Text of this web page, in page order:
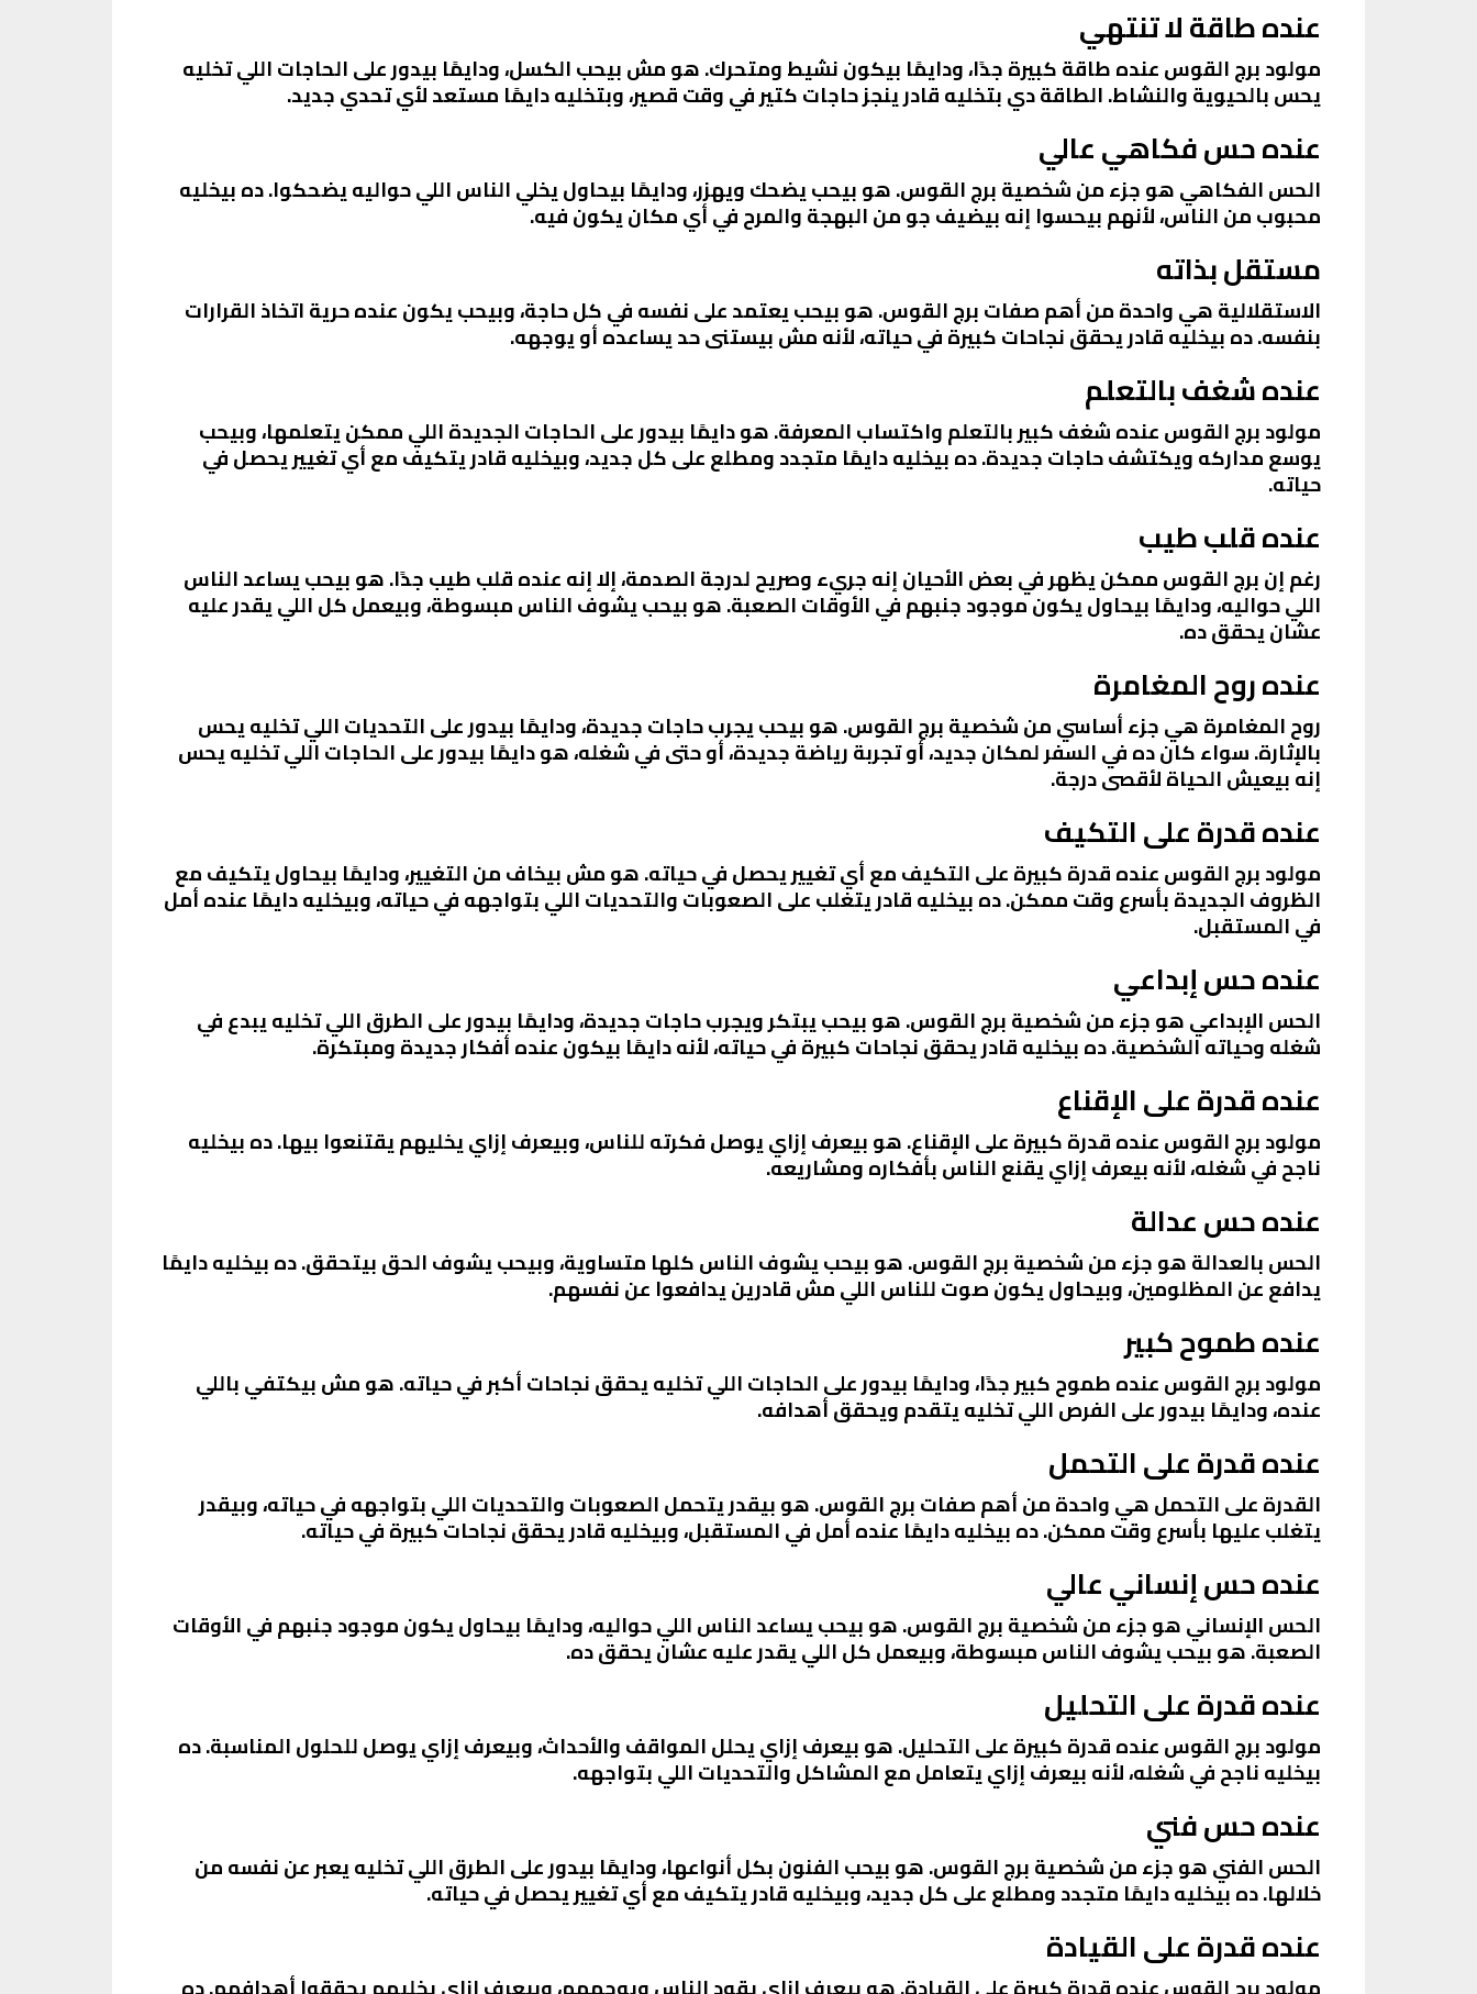
عنده طاقة لا تنتهي
مولود برج القوس عنده طاقة كبيرة جدًا، ودايمًا بيكون نشيط ومتحرك. هو مش بيحب الكسل، ودايمًا بيدور على الحاجات اللي تخليه
يحس بالحيوية والنشاط. الطاقة دي بتخليه قادر ينجز حاجات كتير في وقت قصير، وبتخليه دايمًا مستعد لأي تحدي جديد.
عنده حس فكاهي عالي
الحس الفكاهي هو جزء من شخصية برج القوس. هو بيحب يضحك ويهزر، ودايمًا بيحاول يخلي الناس اللي حواليه يضحكوا. ده بيخليه
محبوب من الناس، لأنهم بيحسوا إنه بيضيف جو من البهجة والمرح في أي مكان يكون فيه.
مستقل بذاته
الاستقلالية هي واحدة من أهم صفات برج القوس. هو بيحب يعتمد على نفسه في كل حاجة، وبيحب يكون عنده حرية اتخاذ القرارات
بنفسه. ده بيخليه قادر يحقق نجاحات كبيرة في حياته، لأنه مش بيستنى حد يساعده أو يوجهه.
عنده شغف بالتعلم
مولود برج القوس عنده شغف كبير بالتعلم واكتساب المعرفة. هو دايمًا بيدور على الحاجات الجديدة اللي ممكن يتعلمها، وبيحب
يوسع مداركه ويكتشف حاجات جديدة. ده بيخليه دايمًا متجدد ومطلع على كل جديد، وبيخليه قادر يتكيف مع أي تغيير يحصل في
حياته.
عنده قلب طيب
رغم إن برج القوس ممكن يظهر في بعض الأحيان إنه جريء وصريح لدرجة الصدمة، إلا إنه عنده قلب طيب جدًا. هو بيحب يساعد الناس
اللي حواليه، ودايمًا بيحاول يكون موجود جنبهم في الأوقات الصعبة. هو بيحب يشوف الناس مبسوطة، وبيعمل كل اللي يقدر عليه
عشان يحقق ده.
عنده روح المغامرة
روح المغامرة هي جزء أساسي من شخصية برج القوس. هو بيحب يجرب حاجات جديدة، ودايمًا بيدور على التحديات اللي تخليه يحس
بالإثارة. سواء كان ده في السفر لمكان جديد، أو تجربة رياضة جديدة، أو حتى في شغله، هو دايمًا بيدور على الحاجات اللي تخليه يحس
إنه بيعيش الحياة لأقصى درجة.
عنده قدرة على التكيف
مولود برج القوس عنده قدرة كبيرة على التكيف مع أي تغيير يحصل في حياته. هو مش بيخاف من التغيير، ودايمًا بيحاول يتكيف مع
الظروف الجديدة بأسرع وقت ممكن. ده بيخليه قادر يتغلب على الصعوبات والتحديات اللي بتواجهه في حياته، وبيخليه دايمًا عنده أمل
في المستقبل.
عنده حس إبداعي
الحس الإبداعي هو جزء من شخصية برج القوس. هو بيحب يبتكر ويجرب حاجات جديدة، ودايمًا بيدور على الطرق اللي تخليه يبدع في
شغله وحياته الشخصية. ده بيخليه قادر يحقق نجاحات كبيرة في حياته، لأنه دايمًا بيكون عنده أفكار جديدة ومبتكرة.
عنده قدرة على الإقناع
مولود برج القوس عنده قدرة كبيرة على الإقناع. هو بيعرف إزاي يوصل فكرته للناس، وبيعرف إزاي يخليهم يقتنعوا بيها. ده بيخليه
ناجح في شغله، لأنه بيعرف إزاي يقنع الناس بأفكاره ومشاريعه.
عنده حس عدالة
الحس بالعدالة هو جزء من شخصية برج القوس. هو بيحب يشوف الناس كلها متساوية، وبيحب يشوف الحق بيتحقق. ده بيخليه دايمًا
يدافع عن المظلومين، وبيحاول يكون صوت للناس اللي مش قادرين يدافعوا عن نفسهم.
عنده طموح كبير
مولود برج القوس عنده طموح كبير جدًا، ودايمًا بيدور على الحاجات اللي تخليه يحقق نجاحات أكبر في حياته. هو مش بيكتفي باللي
عنده، ودايمًا بيدور على الفرص اللي تخليه يتقدم ويحقق أهدافه.
عنده قدرة على التحمل
القدرة على التحمل هي واحدة من أهم صفات برج القوس. هو بيقدر يتحمل الصعوبات والتحديات اللي بتواجهه في حياته، وبيقدر
يتغلب عليها بأسرع وقت ممكن. ده بيخليه دايمًا عنده أمل في المستقبل، وبيخليه قادر يحقق نجاحات كبيرة في حياته.
عنده حس إنساني عالي
الحس الإنساني هو جزء من شخصية برج القوس. هو بيحب يساعد الناس اللي حواليه، ودايمًا بيحاول يكون موجود جنبهم في الأوقات
الصعبة. هو بيحب يشوف الناس مبسوطة، وبيعمل كل اللي يقدر عليه عشان يحقق ده.
عنده قدرة على التحليل
مولود برج القوس عنده قدرة كبيرة على التحليل. هو بيعرف إزاي يحلل المواقف والأحداث، وبيعرف إزاي يوصل للحلول المناسبة. ده
بيخليه ناجح في شغله، لأنه بيعرف إزاي يتعامل مع المشاكل والتحديات اللي بتواجهه.
عنده حس فني
الحس الفني هو جزء من شخصية برج القوس. هو بيحب الفنون بكل أنواعها، ودايمًا بيدور على الطرق اللي تخليه يعبر عن نفسه من
خلالها. ده بيخليه دايمًا متجدد ومطلع على كل جديد، وبيخليه قادر يتكيف مع أي تغيير يحصل في حياته.
عنده قدرة على القيادة